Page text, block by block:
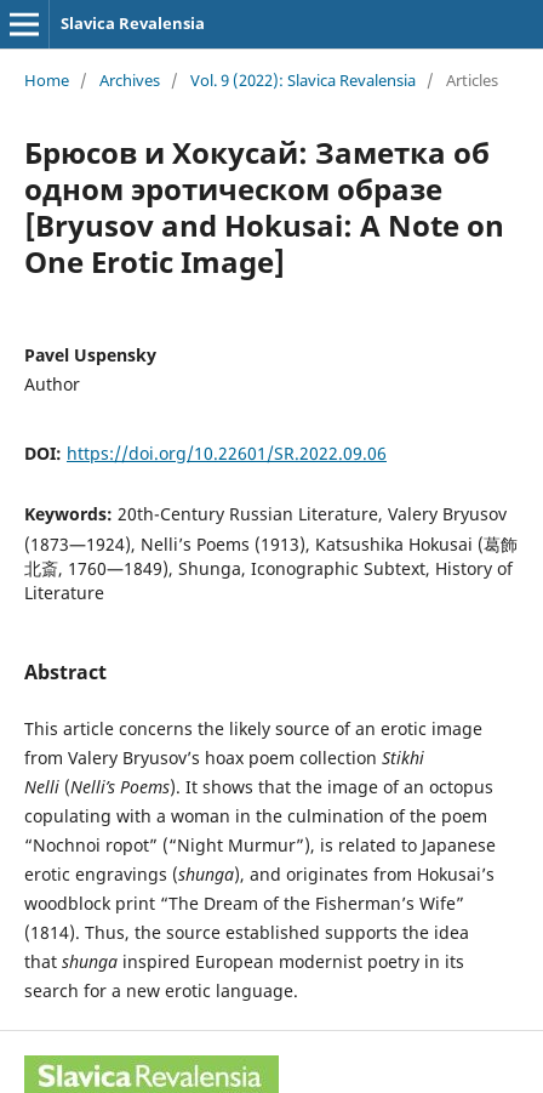
Slavica Revalensia
Home / Archives / Vol. 9 (2022): Slavica Revalensia / Articles
Брюсов и Хокусай: Заметка об
одном эротическом образе
[Bryusov and Hokusai: A Note on
One Erotic Image]
Pavel Uspensky
Author
DOI: https://doi.org/10.22601/SR.2022.09.06
Keywords: 20th-Century Russian Literature, Valery Bryusov
(1873—1924), Nelli’s Poems (1913), Katsushika Hokusai (葛飾
北斎, 1760—1849), Shunga, Iconographic Subtext, History of
Literature
Abstract
This article concerns the likely source of an erotic image
from Valery Bryusov’s hoax poem collection Stikhi
Nelli (Nelli’s Poems). It shows that the image of an octopus
copulating with a woman in the culmination of the poem
“Nochnoi ropot” (“Night Murmur”), is related to Japanese
erotic engravings (shunga), and originates from Hokusai’s
woodblock print “The Dream of the Fisherman’s Wife”
(1814). Thus, the source established supports the idea
that shungainspired European modernist poetry in its
search for a new erotic language.